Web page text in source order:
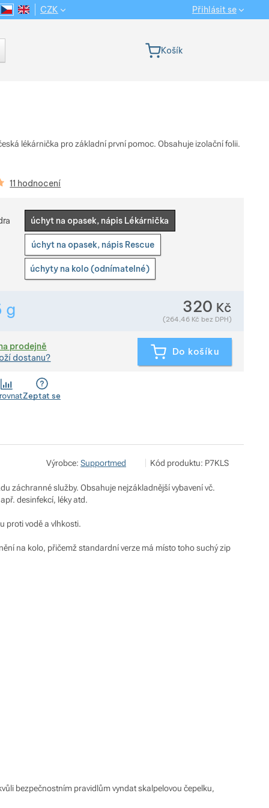
lékárnička pro základní první pomoc. Obsahuje izolační folii.
11 hodnocení
variantu
úchyt na opasek, nápis Lékárnička
úchyt na opasek, nápis Rescue
úchyty na kolo (odnímatelné)
g Hmotnost v gramech. Téměř všechno zboží
320 Kč
(264,46 Kč bez DPH)
prodejně
dostanu?
Do košíku
Zeptat se
Výrobce: Supportmed Zobrazit více
Václav Vytlačil - SUPPORTMED
V zahrádkách 121, 400 01 Ústí
https://www.supportmed.cz/
Kód produktu: P7KLS
záchranné služby. Obsahuje nejzákladnější vybavení vč.
desinfekcí, léky atd.
proti vodě a vlhkosti.
na kolo, přičemž standardní verze má místo toho suchý zip
bezpečnostním pravidlům vyndat skalpelovou čepelku,
verze
CS EN
CZK Přihlásit se
Košík